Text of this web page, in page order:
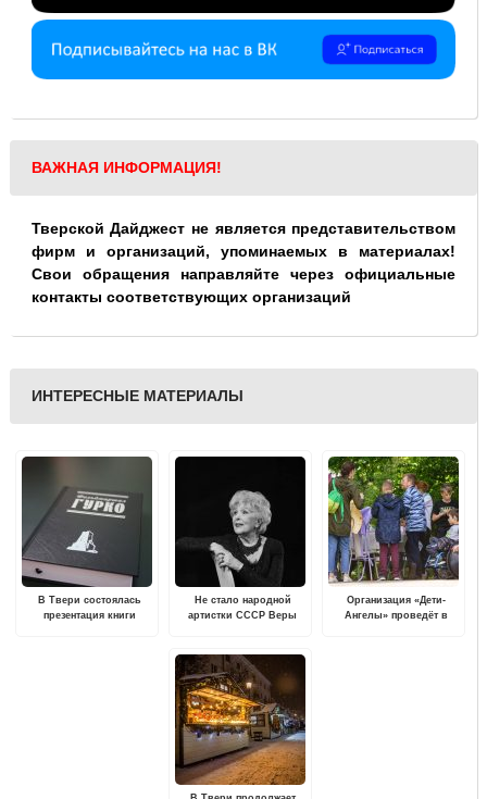
ВАЖНАЯ ИНФОРМАЦИЯ!
Тверской Дайджест не является представительством
фирм и организаций, упоминаемых в материалах!
Свои обращения направляйте через официальные
контакты соответствующих организаций
ИНТЕРЕСНЫЕ МАТЕРИАЛЫ
В Твери состоялась
презентация книги
Не стало народной
артистки СССР Веры
Организация «Дети-
Ангелы» проведёт в